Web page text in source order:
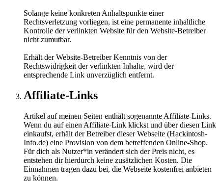
Solange keine konkreten Anhaltspunkte einer
Rechtsverletzung vorliegen, ist eine permanente inhaltliche
Kontrolle der verlinkten Website für den Website-Betreiber
nicht zumutbar.
Erhält der Website-Betreiber Kenntnis von der
Rechtswidrigkeit der verlinkten Inhalte, wird der
entsprechende Link unverzüglich entfernt.
Affiliate-Links
Artikel auf meinen Seiten enthält sogenannte Affiliate-Links.
Wenn du auf einen Affiliate-Link klickst und über diesen Link
einkaufst, erhält der Betreiber dieser Webseite (Hackintosh-
Info.de) eine Provision von dem betreffenden Online-Shop.
Für dich als Nutzer*in verändert sich der Preis nicht, es
entstehen dir hierdurch keine zusätzlichen Kosten. Die
Einnahmen tragen dazu bei, die Webseite kostenfrei anbieten
zu können.